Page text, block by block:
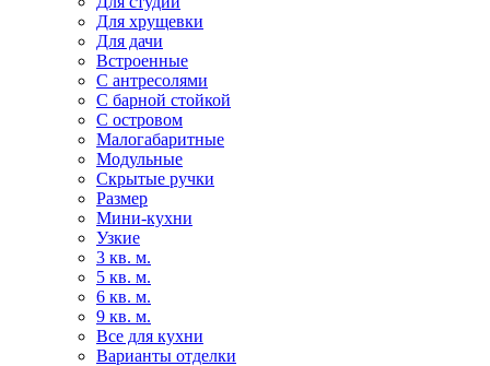
Для хрущевки
Для дачи
Встроенные
С антресолями
С барной стойкой
С островом
Малогабаритные
Модульные
Скрытые ручки
Размер
Мини-кухни
Узкие
3 кв. м.
5 кв. м.
6 кв. м.
9 кв. м.
Все для кухни
Варианты отделки